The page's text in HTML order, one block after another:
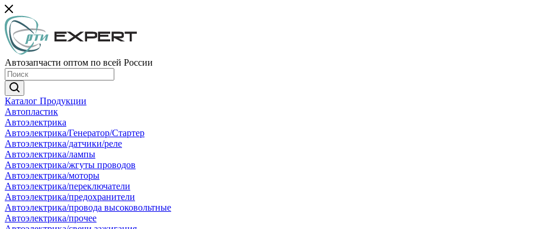
Автозапчасти оптом по всей России
Каталог Продукции
Автопластик
Автоэлектрика
Автоэлектрика/Генератор/Стартер
Автоэлектрика/датчики/реле
Автоэлектрика/лампы
Автоэлектрика/жгуты проводов
Автоэлектрика/моторы
Автоэлектрика/переключатели
Автоэлектрика/предохранители
Автоэлектрика/провода высоковольтные
Автоэлектрика/прочее